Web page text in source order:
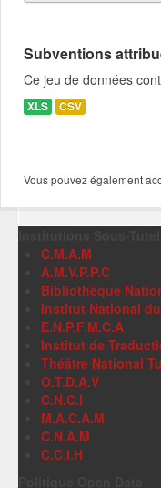
Subventions
Ce jeu de données
XLS CSV
Vous pouvez également
C.M.A.M
A.M.V.P.P.C
Bibliothèque
Institut National
E.N.P.F.M.C.A
Institut de
Théâtre National
O.T.D.A.V
C.N.C.I
M.A.C.A.M
C.N.A.M
C.C.I.H